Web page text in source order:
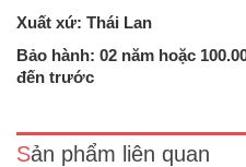
Xuất xứ: Thái Lan
Bảo hành: 02 năm hoặc
đến trước
Sản phẩm liên quan
Máy photocopy Sharp AR-
MàuKhổ giấy sao chụp: A3 –
nhớ trong: 64 MBBản chụp đầu